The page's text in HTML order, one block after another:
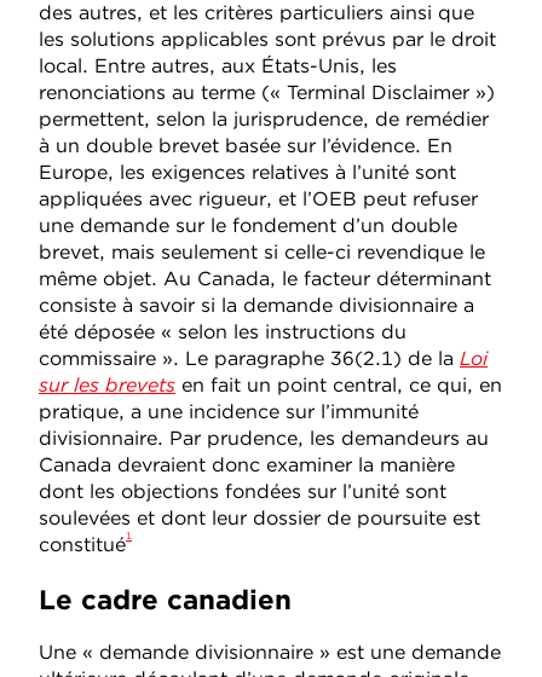
des autres, et les critères particuliers ainsi que
les solutions applicables sont prévus par le droit
local. Entre autres, aux États-Unis, les
renonciations au terme (« Terminal Disclaimer »)
permettent, selon la jurisprudence, de remédier
à un double brevet basée sur l’évidence. En
Europe, les exigences relatives à l’unité sont
appliquées avec rigueur, et l’OEB peut refuser
une demande sur le fondement d’un double
brevet, mais seulement si celle-ci revendique le
même objet. Au Canada, le facteur déterminant
consiste à savoir si la demande divisionnaire a
été déposée « selon les instructions du
commissaire ». Le paragraphe 36(2.1) de la Loi
sur les brevets en fait un point central, ce qui, en
pratique, a une incidence sur l’immunité
divisionnaire. Par prudence, les demandeurs au
Canada devraient donc examiner la manière
dont les objections fondées sur l’unité sont
soulevées et dont leur dossier de poursuite est
constitué1
Le cadre canadien
Une « demande divisionnaire » est une demande